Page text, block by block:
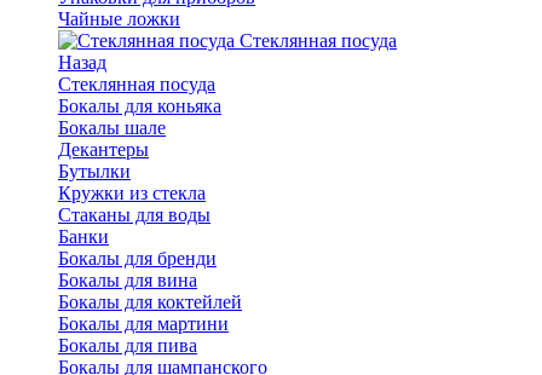
Чайные ложки
Стеклянная посуда
Назад
Стеклянная посуда
Бокалы для коньяка
Бокалы шале
Декантеры
Бутылки
Кружки из стекла
Стаканы для воды
Банки
Бокалы для бренди
Бокалы для вина
Бокалы для коктейлей
Бокалы для мартини
Бокалы для пива
Бокалы для шампанского